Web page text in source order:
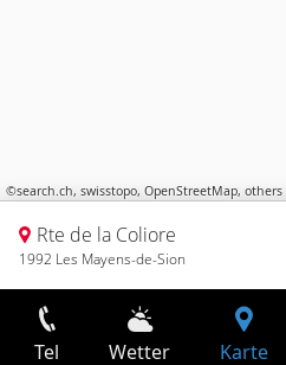
©search.ch, swisstopo, OpenStreetMap, others
Rte de la Coliore
1992 Les Mayens-de-Sion
Tel Wetter Karte